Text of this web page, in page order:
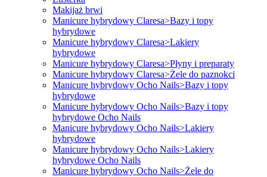
Makijaż brwi
Manicure hybrydowy Claresa>Bazy i topy
hybrydowe
Manicure hybrydowy Claresa>Lakiery
hybrydowe
Manicure hybrydowy Claresa>Płyny i preparaty
Manicure hybrydowy Claresa>Żele do paznokci
Manicure hybrydowy Ocho Nails>Bazy i topy
hybrydowe
Manicure hybrydowy Ocho Nails>Bazy i topy
hybrydowe Ocho Nails
Manicure hybrydowy Ocho Nails>Lakiery
hybrydowe
Manicure hybrydowy Ocho Nails>Lakiery
hybrydowe Ocho Nails
Manicure hybrydowy Ocho Nails>Żele do